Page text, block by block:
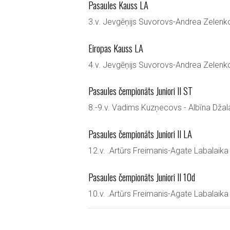
Pasaules Kauss LA
3.v. Jevgēņijs Suvorovs-Andrea
Eiropas Kauss LA
4.v. Jevgēņijs Suvorovs-Andrea
Pasaules čempionāts Juniori II ST
8.-9.v. Vadims Kuzņecovs - Albīna
Pasaules čempionāts Juniori II LA
12.v. .Artūrs Freimanis-Agate Labalaika
Pasaules čempionāts Juniori II 10d
10.v. .Artūrs Freimanis-Agate Labalaika